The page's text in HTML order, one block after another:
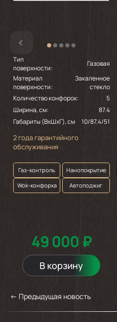
Тип
поверхности:
Газовая
Материал
поверхности:
Закаленное
стекло
Количество конфорок:
5
Ширина, см:
87.4
Габариты (ВхШхГ), см
10/87.4/51
2 года гарантийного
обслуживания
Газ-контроль
Нанопокрытие
Wok-конфорка
Автоподжиг
49 000 ₽
В корзину
← Предыдущая новость